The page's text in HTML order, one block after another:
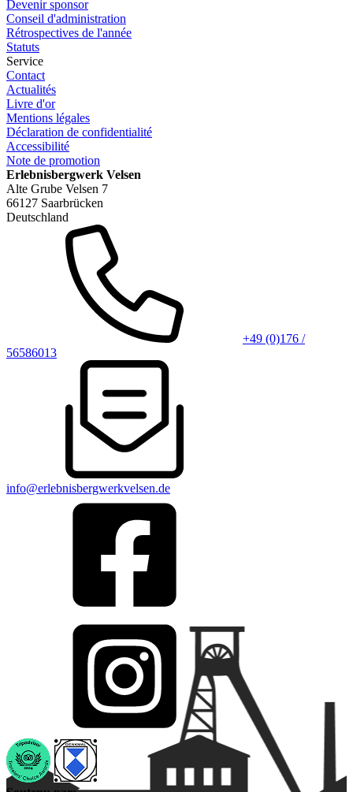
Devenir sponsor
Conseil d'administration
Rétrospectives de l'année
Statuts
Service
Contact
Actualités
Livre d'or
Mentions légales
Déclaration de confidentialité
Accessibilité
Note de promotion
Erlebnisbergwerk Velsen
Alte Grube Velsen 7
66127 Saarbrücken
Deutschland
+49 (0)176 /
56586013
info@erlebnisbergwerkvelsen.de